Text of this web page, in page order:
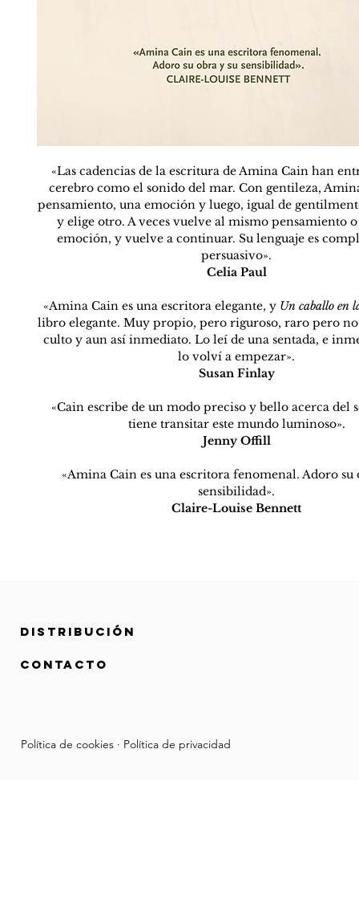
«Las cadencias de la escritura de Amina Cain han
cerebro como el sonido del mar. Con gentileza,
pensamiento, una emoción y luego, igual de
y elige otro. A veces vuelve al mismo pensamiento
emoción, y vuelve a continuar. Su lenguaje es
persuasivo».
Celia Paul
«Amina Cain es una escritora elegante, y Un caballo en
libro elegante. Muy propio, pero riguroso, raro pero
culto y aun así inmediato. Lo leí de una sentada, e
lo volví a empezar».
Susan Finlay
«Cain escribe de un modo preciso y bello acerca del
tiene transitar este mundo luminoso».
Jenny Offill
«Amina Cain es una escritora fenomenal. Adoro su
sensibilidad».
Claire-Louise Bennett
Distribución
contacto
Política de cookies · Política de privacidad